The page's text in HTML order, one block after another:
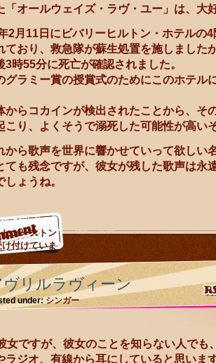
「オールウェイズ・ラヴ・ユー」は、大
2月11日にビバリーヒルトン・ホテルの
ており、救急隊が蘇生処置を施しました
3時55分に死亡が確認されました。
グラミー賞の授賞式のためにこのホテル
からコカインが検出されたことから、そ
こり、よくそうで溺死した可能性が高い
から歌声を世界に響かせていって欲しい
ても残念ですが、彼女が残した歌声は永
ょうね。
ューストン
付けていま
ヴリルラヴィーン
under: シンガー
女ですが、彼女のことを知らない人でも
ラジオ、有線から耳にしていると思いま